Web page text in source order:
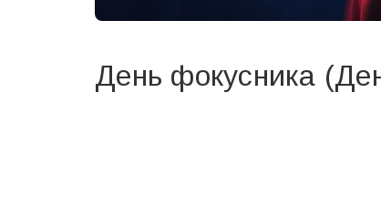
День фокусника